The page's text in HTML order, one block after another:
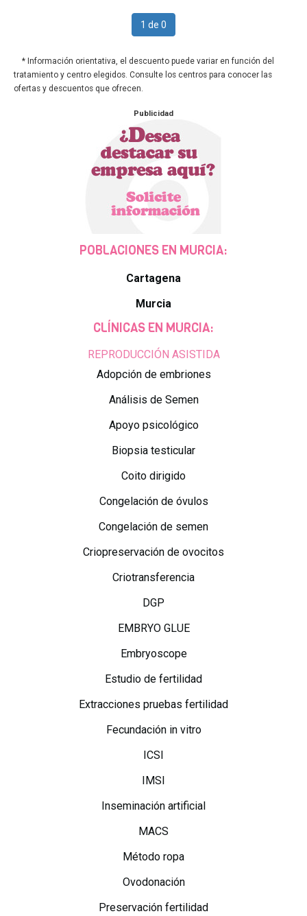
1 de 0
* Información orientativa, el descuento puede variar en función del
tratamiento y centro elegidos. Consulte los centros para conocer las
ofertas y descuentos que ofrecen.
Publicidad
POBLACIONES EN MURCIA:
Cartagena
Murcia
CLÍNICAS EN MURCIA:
REPRODUCCIÓN ASISTIDA
Adopción de embriones
Análisis de Semen
Apoyo psicológico
Biopsia testicular
Coito dirigido
Congelación de óvulos
Congelación de semen
Criopreservación de ovocitos
Criotransferencia
DGP
EMBRYO GLUE
Embryoscope
Estudio de fertilidad
Extracciones pruebas fertilidad
Fecundación in vitro
ICSI
IMSI
Inseminación artificial
MACS
Método ropa
Ovodonación
Preservación fertilidad